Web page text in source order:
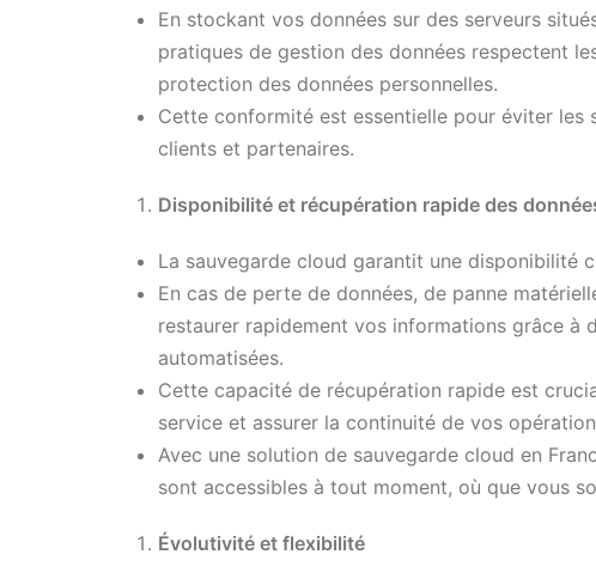
En stockant vos données sur des serveurs
pratiques de gestion des données respectent
protection des données personnelles.
Cette conformité est essentielle pour éviter
clients et partenaires.
Disponibilité et récupération rapide des
La sauvegarde cloud garantit une disponibilité
En cas de perte de données, de panne
restaurer rapidement vos informations grâce à
automatisées.
Cette capacité de récupération rapide est
service et assurer la continuité de vos
Avec une solution de sauvegarde cloud en
sont accessibles à tout moment, où que vous
Évolutivité et flexibilité